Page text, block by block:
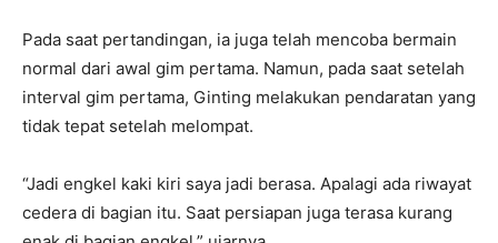
Pada saat pertandingan, ia juga telah mencoba bermain
normal dari awal gim pertama. Namun, pada saat setelah
interval gim pertama, Ginting melakukan pendaratan yang
tidak tepat setelah melompat.
“Jadi engkel kaki kiri saya jadi berasa. Apalagi ada riwayat
cedera di bagian itu. Saat persiapan juga terasa kurang